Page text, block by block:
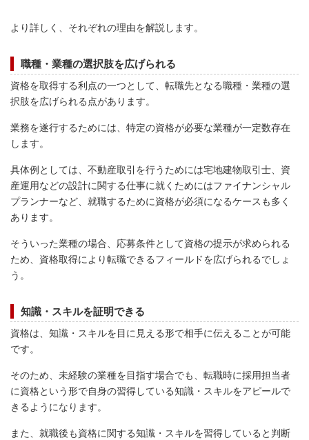
より詳しく、それぞれの理由を解説します。
職種・業種の選択肢を広げられる
資格を取得する利点の一つとして、転職先となる職種・業種の選
択肢を広げられる点があります。
業務を遂行するためには、特定の資格が必要な業種が一定数存在
します。
具体例としては、不動産取引を行うためには宅地建物取引士、資
産運用などの設計に関する仕事に就くためにはファイナンシャル
プランナーなど、就職するために資格が必須になるケースも多く
あります。
そういった業種の場合、応募条件として資格の提示が求められる
ため、資格取得により転職できるフィールドを広げられるでしょ
う。
知識・スキルを証明できる
資格は、知識・スキルを目に見える形で相手に伝えることが可能
です。
そのため、未経験の業種を目指す場合でも、転職時に採用担当者
に資格という形で自身の習得している知識・スキルをアピールで
きるようになります。
また、就職後も資格に関する知識・スキルを習得していると判断